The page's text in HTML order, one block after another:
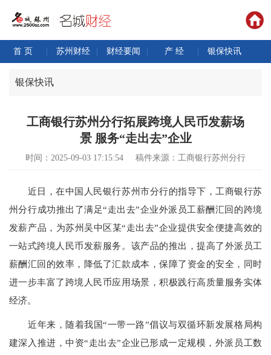
首 页 | 苏州财经 | 财经要闻 | 产 经 | 银保快讯
银保快讯
工商银行苏州分行拓展跨境人民币发薪场
景 服务“走出去”企业
时间：2025-09-03 17:15:54 稿件来源：工商银行苏州分行
近日，在中国人民银行苏州市分行的指导下，工商银行苏
州分行成功推出了满足“走出去”企业外派员工薪酬汇回的跨境
发薪产品，为苏州吴中区某“走出去”企业提供安全便捷高效的
一站式跨境人民币发薪服务。该产品的推出，提高了外派员工
薪酬汇回的效率，降低了汇款成本，保障了资金的安全，同时
进一步丰富了跨境人民币应用场景，积极践行高质量服务实体
经济。
近年来，随着我国“一带一路”倡议与双循环新发展格局构
建深入推进，中资“走出去”企业已形成一定规模，外派员工数